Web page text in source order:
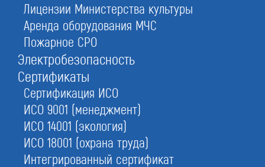
Лицензии Министерства культуры
Аренда оборудования МЧС
Пожарное СРО
Электробезопасность
Сертификаты
Сертификация ИСО
ИСО 9001 (менеджмент)
ИСО 14001 (экология)
ИСО 18001 (охрана труда)
Интегрированный сертификат
Заказать консультацию
При отправке данной формы вы соглашаетесь с
Скачайте полезные документы:
Цена допуска
Сроки получения